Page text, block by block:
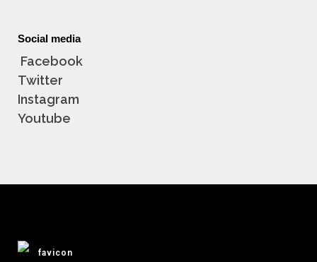
Social media
Facebook
Twitter
Instagram
Youtube